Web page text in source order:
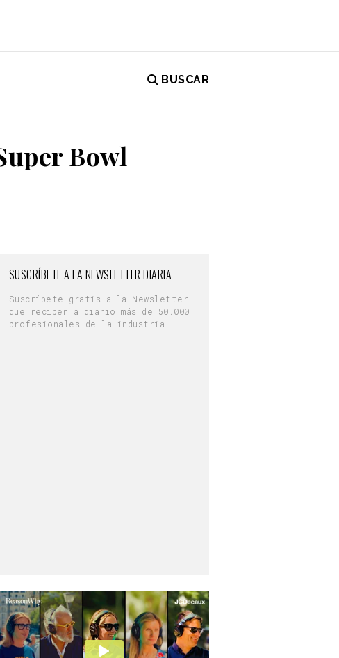
BUSCAR
Bowl
SUSCRÍBETE A LA NEWSLETTER DIARIA
Suscríbete gratis a la Newsletter
que reciben a diario más de 50.000
profesionales de la industria.